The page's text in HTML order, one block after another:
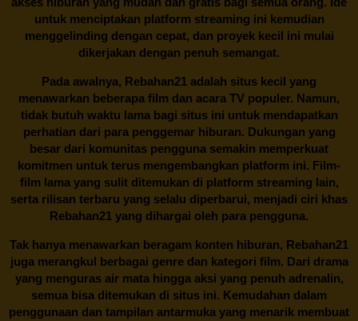
untuk menciptakan platform streaming ini kemudian
menggelinding dengan cepat, dan proyek kecil ini mulai
dikerjakan dengan penuh semangat.
Pada awalnya, Rebahan21 adalah situs kecil yang
menawarkan beberapa film dan acara TV populer. Namun,
tidak butuh waktu lama bagi situs ini untuk mendapatkan
perhatian dari para penggemar hiburan. Dukungan yang
besar dari komunitas pengguna semakin memperkuat
komitmen untuk terus mengembangkan platform ini. Film-
film lama yang sulit ditemukan di platform streaming lain,
serta rilisan terbaru yang selalu diperbarui, menjadi ciri khas
Rebahan21 yang dihargai oleh para pengguna.
Tak hanya menawarkan beragam konten hiburan, Rebahan21
juga merangkul berbagai genre dan kategori film. Dari drama
yang menguras air mata hingga aksi yang penuh adrenalin,
semua bisa ditemukan di situs ini. Kemudahan dalam
penggunaan dan tampilan antarmuka yang menarik membuat